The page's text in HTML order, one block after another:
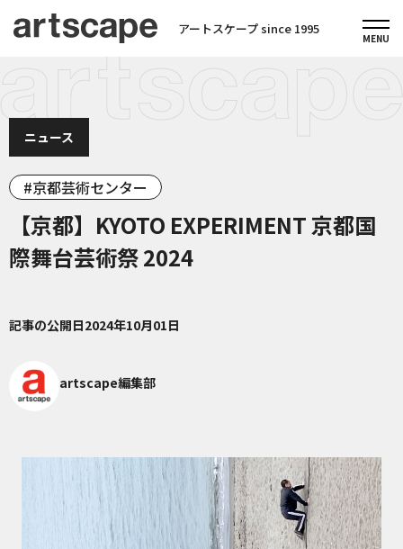
アートスケープ since 1995
ニュース
京都芸術センター
【京都】KYOTO EXPERIMENT 京都国
際舞台芸術祭 2024
記事の公開日2024年10月01日
artscape編集部